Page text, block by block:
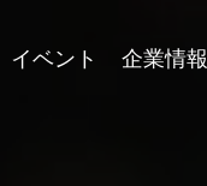
イベント 企業情報